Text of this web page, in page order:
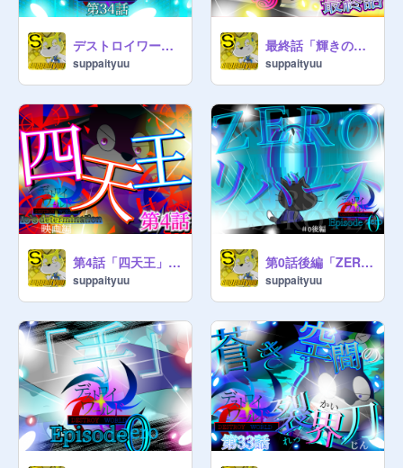
デストロイワールド第34話「狡猾」
suppaityuu
最終話「輝きのある世界」デストロイワールド io's determination
suppaityuu
第4話「四天王」デストロイワールド io's determination
suppaityuu
第0話後編「ZEROリバース」 デストロイワールド-Episode0-
suppaityuu